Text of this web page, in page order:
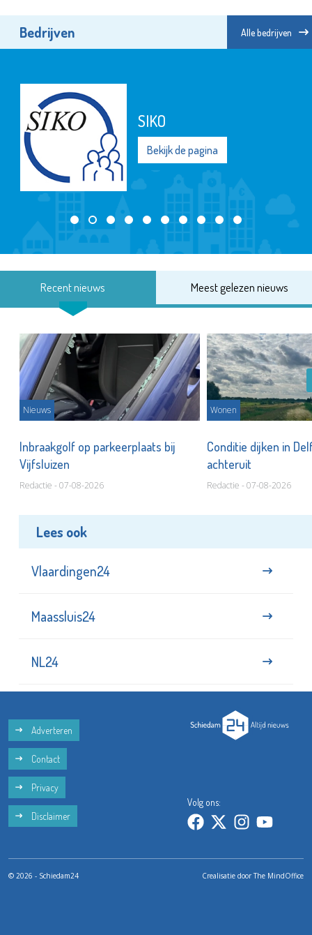
Bedrijven Alle bedrijven
SIKO
Bekijk de pagina
Recent nieuws Meest gelezen nieuws
Nieuws
Inbraakgolf op parkeerplaats bij
Vijfsluizen
Redactie - 07-08-2026
Wonen
Conditie dijken in
achteruit
Redactie - 07-08-2026
Lees ook
Vlaardingen24
Maassluis24
NL24
Adverteren
Contact
Privacy
Disclaimer
Volg ons:
© 2026 - Schiedam24 Crealisatie doorThe MindOffice